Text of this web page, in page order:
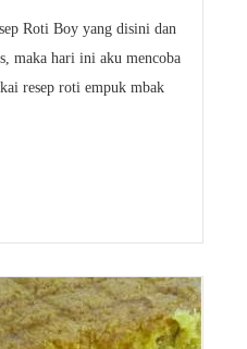
Roti Boy yang disini dan
maka hari ini aku mencoba
resep roti empuk mbak